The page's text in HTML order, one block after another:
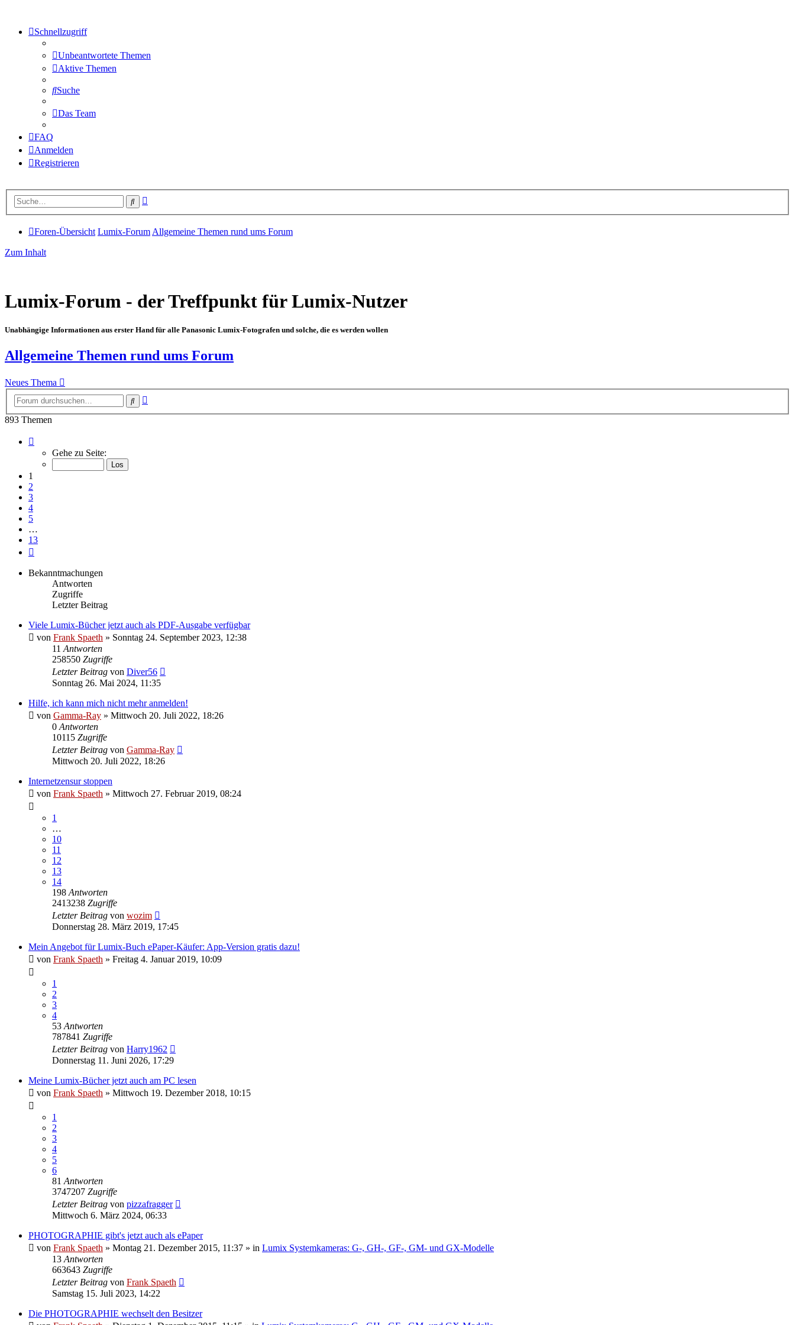
Schnellzugriff
Unbeantwortete Themen
Aktive Themen
Suche
Das Team
FAQ
Anmelden
Registrieren
Suche
Foren-Übersicht Lumix-Forum Allgemeine Themen rund ums Forum
Zum Inhalt
Lumix-Forum - der Treffpunkt für Lumix-Nutzer
Unabhängige Informationen aus erster Hand für alle Panasonic Lumix-Fotografen und solche, die es werden wollen
Allgemeine Themen rund ums Forum
Neues Thema
Suche
893 Themen
von
Gehe zu Seite:
1
2
3
4
5
…
13
Bekanntmachungen
Antworten
Zugriffe
Letzter Beitrag
Viele Lumix-Bücher jetzt auch als PDF-Ausgabe verfügbar
von Frank Spaeth » Sonntag 24. September 2023, 12:38
11 Antworten
258550 Zugriffe
Letzter Beitrag von Diver56
Sonntag 26. Mai 2024, 11:35
Hilfe, ich kann mich nicht mehr anmelden!
von Gamma-Ray » Mittwoch 20. Juli 2022, 18:26
0 Antworten
10115 Zugriffe
Letzter Beitrag von Gamma-Ray
Mittwoch 20. Juli 2022, 18:26
Internetzensur stoppen
von Frank Spaeth » Mittwoch 27. Februar 2019, 08:24
1
…
10
11
12
13
14
198 Antworten
2413238 Zugriffe
Letzter Beitrag von wozim
Donnerstag 28. März 2019, 17:45
Mein Angebot für Lumix-Buch ePaper-Käufer: App-Version gratis dazu!
von Frank Spaeth » Freitag 4. Januar 2019, 10:09
1
2
3
4
53 Antworten
787841 Zugriffe
Letzter Beitrag von Harry1962
Donnerstag 11. Juni 2026, 17:29
Meine Lumix-Bücher jetzt auch am PC lesen
von Frank Spaeth » Mittwoch 19. Dezember 2018, 10:15
1
2
3
4
5
6
81 Antworten
3747207 Zugriffe
Letzter Beitrag von pizzafragger
Mittwoch 6. März 2024, 06:33
PHOTOGRAPHIE gibt's jetzt auch als ePaper
von Frank Spaeth » Montag 21. Dezember 2015, 11:37 » in Lumix Systemkameras: G-, GH-, GF-, GM- und GX-Modelle
13 Antworten
663643 Zugriffe
Letzter Beitrag von Frank Spaeth
Samstag 15. Juli 2023, 14:22
Die PHOTOGRAPHIE wechselt den Besitzer